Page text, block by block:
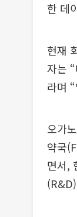
한 데
현재
자는
라며
오가
약국
면서,